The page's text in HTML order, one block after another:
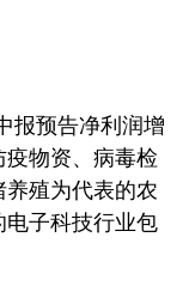
预告净利润增
物资、病毒检
殖为代表的农
子科技行业包